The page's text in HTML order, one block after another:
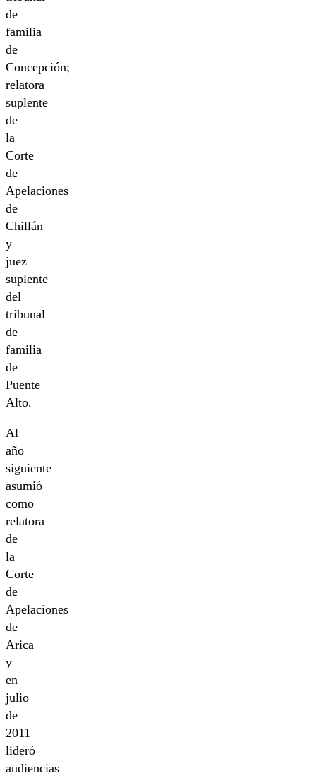
de
familia
de
Concepción;
relatora
suplente
de
la
Corte
de
Apelaciones
de
Chillán
y
juez
suplente
del
tribunal
de
familia
de
Puente
Alto.
Al
año
siguiente
asumió
como
relatora
de
la
Corte
de
Apelaciones
de
Arica
y
en
julio
de
2011
lideró
audiencias